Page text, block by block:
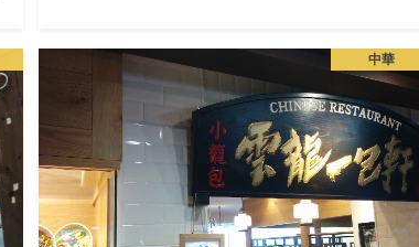
のお店は李湘潭 湘菜館というらしい。リショウタン ショ
ウサイカンと読むようです。 ビーフンか….食べたこと…
中華